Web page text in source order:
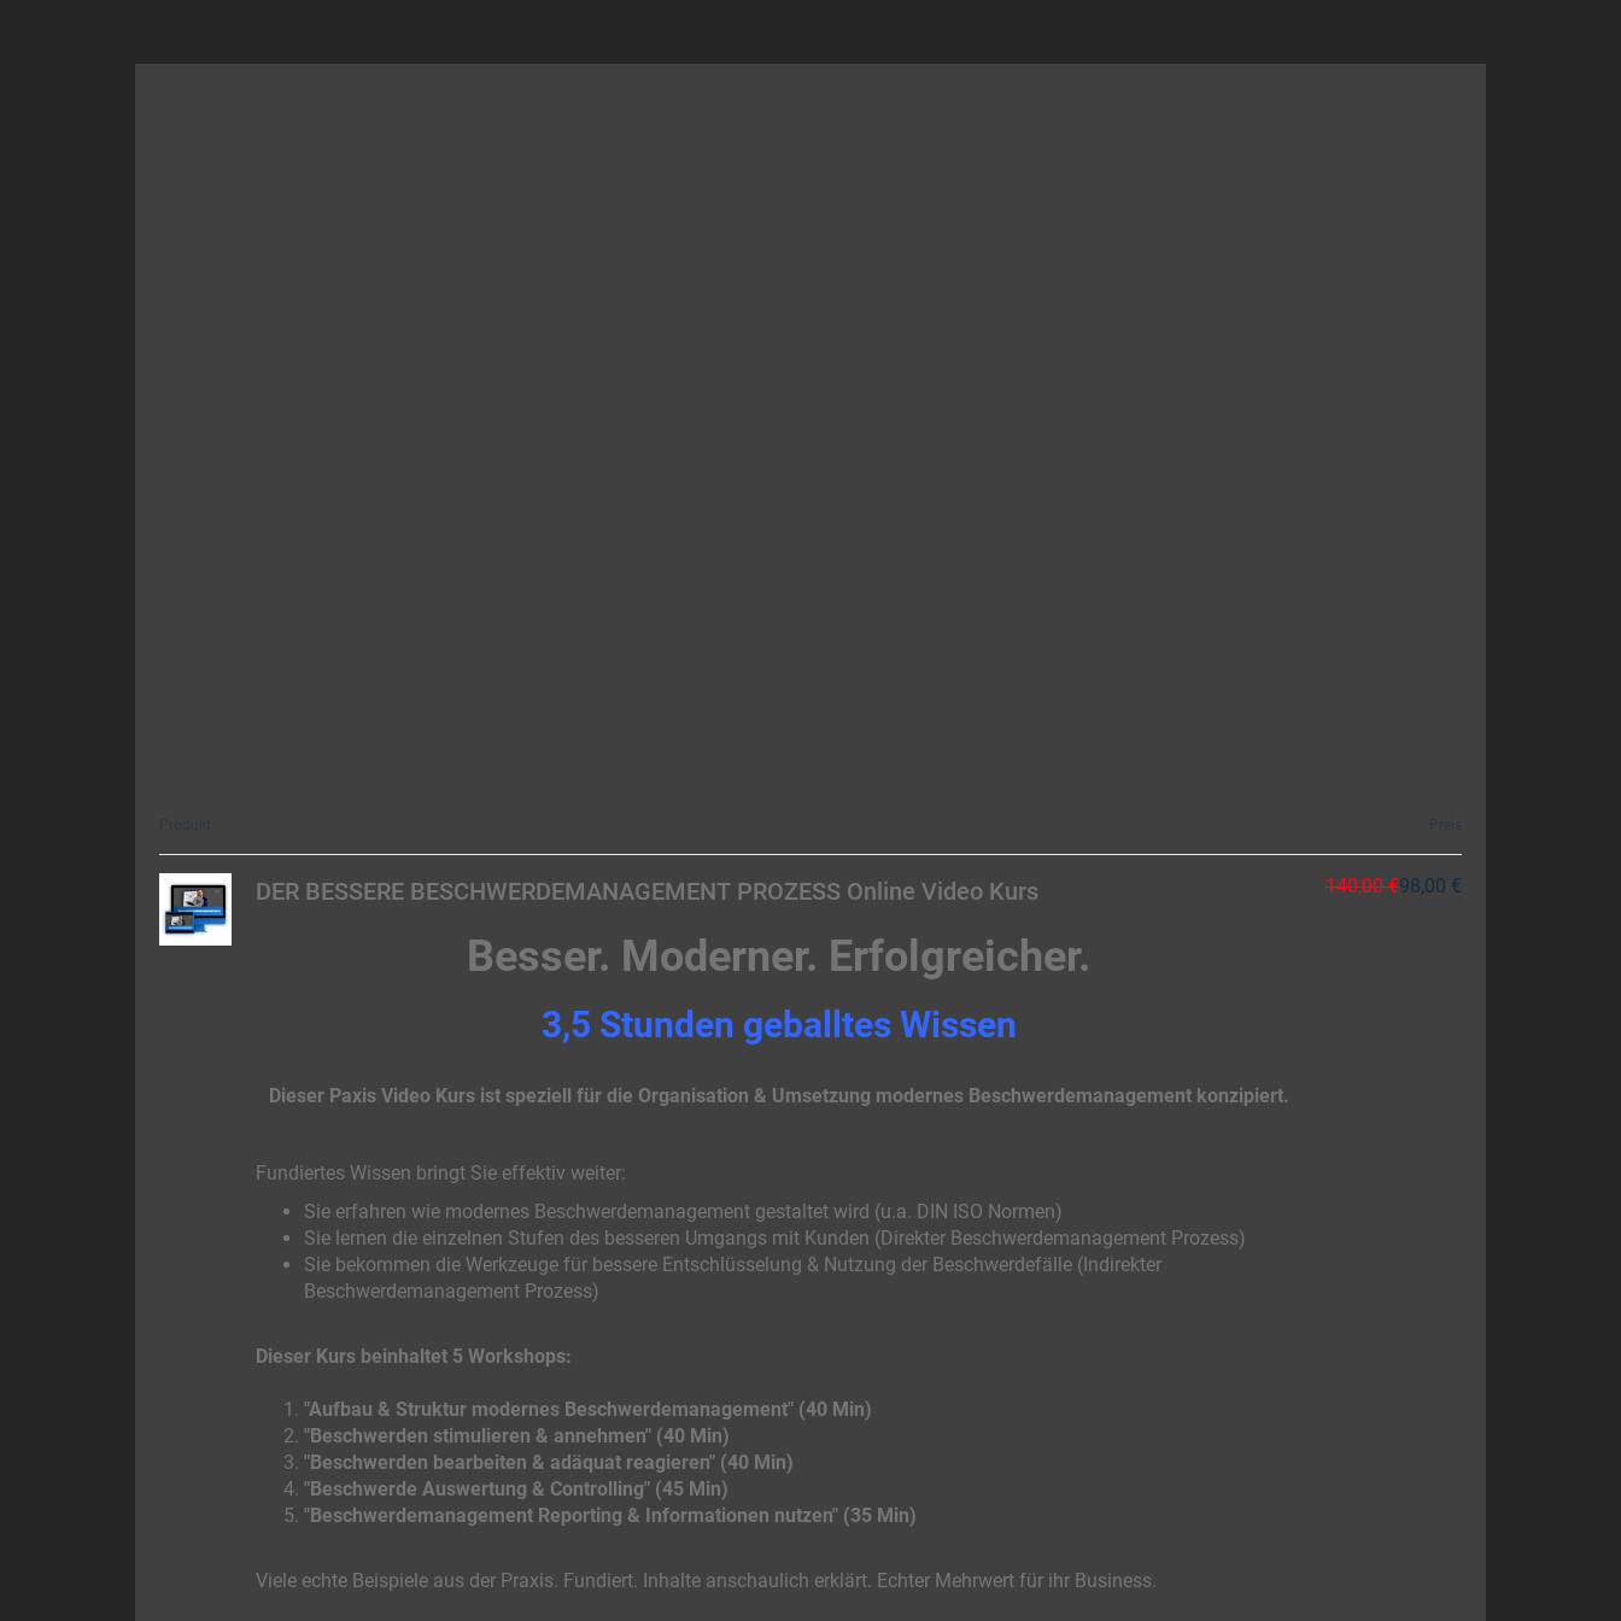
DER BESSERE BESCHWERDEMANAGEMENT PROZESS Online Video Kurs
Besser. Moderner. Erfolgreicher.
3,5 Stunden geballtes Wissen
Dieser Paxis Video Kurs ist speziell für die Organisation & Umsetzung modernes Beschwerdemanagement konzipiert.
Fundiertes Wissen bringt Sie effektiv weiter:
Sie erfahren wie modernes Beschwerdemanagement gestaltet wird (u.a. DIN ISO Normen)
Sie lernen die einzelnen Stufen des besseren Umgangs mit Kunden (Direkter Beschwerdemanagement Prozess)
Sie bekommen die Werkzeuge für bessere Entschlüsselung & Nutzung der Beschwerdefälle (Indirekter
Beschwerdemanagement Prozess)
Dieser Kurs beinhaltet 5 Workshops:
"Aufbau & Struktur modernes Beschwerdemanagement" (40 Min)
"Beschwerden stimulieren & annehmen" (40 Min)
"Beschwerden bearbeiten & adäquat reagieren" (40 Min)
"Beschwerde Auswertung & Controlling" (45 Min)
"Beschwerdemanagement Reporting & Informationen nutzen" (35 Min)
Viele echte Beispiele aus der Praxis. Fundiert. Inhalte anschaulich erklärt. Echter Mehrwert für ihr Business.
140,00 €98,00 €